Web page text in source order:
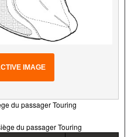
IMAGE
du passager Touring
du passager Touring